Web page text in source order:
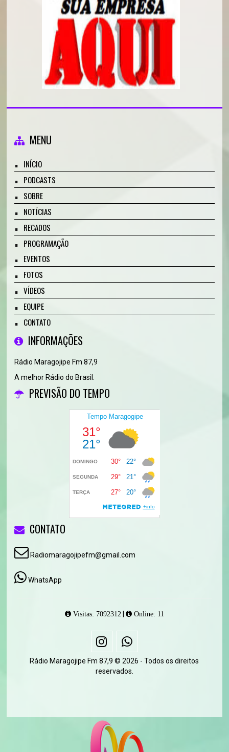
MENU
INÍCIO
PODCASTS
SOBRE
NOTÍCIAS
RECADOS
PROGRAMAÇÃO
EVENTOS
FOTOS
VÍDEOS
EQUIPE
CONTATO
INFORMAÇÕES
Rádio Maragojipe Fm 87,9
A melhor Rádio do Brasil.
PREVISÃO DO TEMPO
CONTATO
Radiomaragojipefm@gmail.com
WhatsApp
Visitas: 7092312 Online: 11
Rádio Maragojipe Fm 87,9 © 2026 - Todos os direitos
reservados.